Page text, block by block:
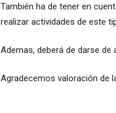
También ha de tener en
realizar actividades de este
Ademas, deberá de darse de
Agradecemos valoración de